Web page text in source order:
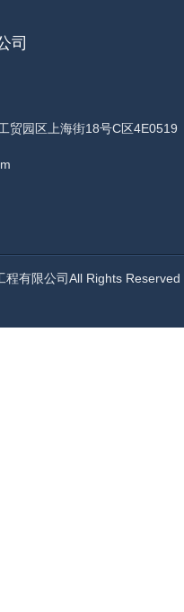
司
贸园区上海街18号C区4E0519
程有限公司All Rights